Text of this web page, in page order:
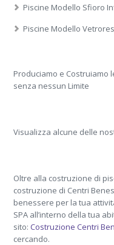
Piscine Modello Sfioro
Piscine Modello
Produciamo e Costruiamo
senza nessun Limite
Visualizza alcune delle
Oltre alla costruzione di
costruzione di Centri
benessere per la tua
SPA all’interno della tua
sito: Costruzione Centri
cercando.